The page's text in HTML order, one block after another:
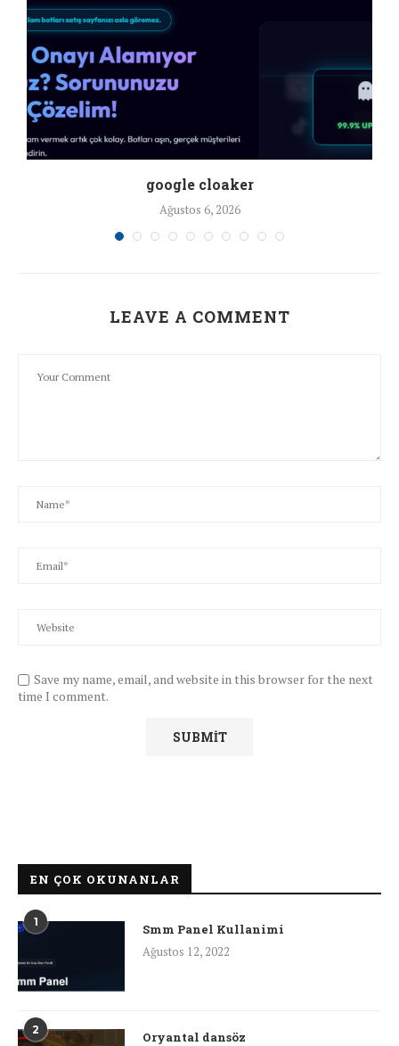
google cloaker
Ağustos 6, 2026
LEAVE A COMMENT
Save my name, email, and website in this browser for the next
time I comment.
EN ÇOK OKUNANLAR
1
Smm Panel Kullanimi
Ağustos 12, 2022
2
Oryantal dansöz